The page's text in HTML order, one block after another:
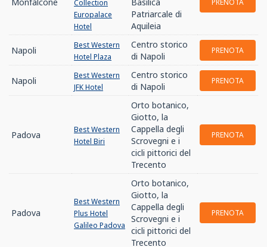
Collection
Europalace
Hotel
Patriarcale di
Aquileia
PRENOTA
Napoli
Best Western
Hotel Plaza
Centro storico
di Napoli
PRENOTA
Napoli
Best Western
JFK Hotel
Centro storico
di Napoli
PRENOTA
Padova
Best Western
Hotel Biri
Orto botanico,
Giotto, la
Cappella degli
Scrovegni e i
cicli pittorici del
Trecento
PRENOTA
Padova
Best Western
Plus Hotel
Galileo Padova
Orto botanico,
Giotto, la
Cappella degli
Scrovegni e i
cicli pittorici del
Trecento
PRENOTA